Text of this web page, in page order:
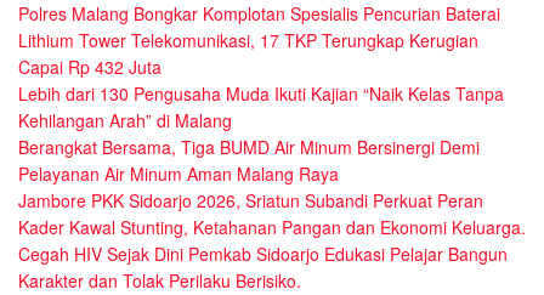
Polres Malang Bongkar Komplotan Spesialis Pencurian Baterai
Lithium Tower Telekomunikasi, 17 TKP Terungkap Kerugian
Capai Rp 432 Juta
Lebih dari 130 Pengusaha Muda Ikuti Kajian “Naik Kelas Tanpa
Kehilangan Arah” di Malang
Berangkat Bersama, Tiga BUMD Air Minum Bersinergi Demi
Pelayanan Air Minum Aman Malang Raya
Jambore PKK Sidoarjo 2026, Sriatun Subandi Perkuat Peran
Kader Kawal Stunting, Ketahanan Pangan dan Ekonomi Keluarga.
Cegah HIV Sejak Dini Pemkab Sidoarjo Edukasi Pelajar Bangun
Karakter dan Tolak Perilaku Berisiko.